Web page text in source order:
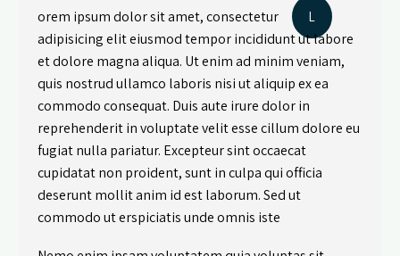
L
orem ipsum dolor sit amet, consectetur
adipisicing elit eiusmod tempor incididunt ut labore
et dolore magna aliqua. Ut enim ad minim veniam,
quis nostrud ullamco laboris nisi ut aliquip ex ea
commodo consequat. Duis aute irure dolor in
reprehenderit in voluptate velit esse cillum dolore eu
fugiat nulla pariatur. Excepteur sint occaecat
cupidatat non proident, sunt in culpa qui officia
deserunt mollit anim id est laborum. Sed ut
commodo ut erspiciatis unde omnis iste